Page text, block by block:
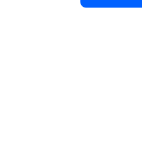
олгох